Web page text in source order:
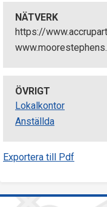
NÄTVERK
https://
ÖVRIGT
Lokalkontor
Anställda
Exportera till Pdf